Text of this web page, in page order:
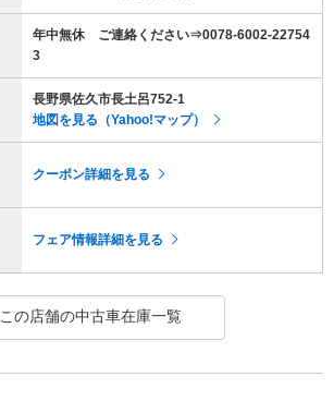
年中無休 ご連絡ください⇒0078-6002-22754
3
長野県佐久市長土呂752-1
地図を見る（Yahoo!マップ）
クーポン詳細を見る
フェア情報詳細を見る
この店舗の中古車在庫一覧